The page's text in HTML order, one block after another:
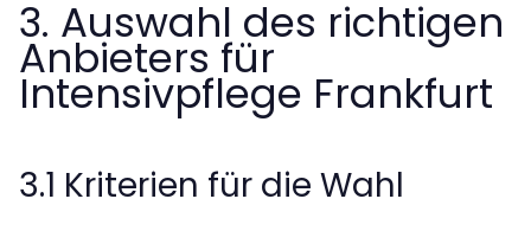
3. Auswahl des richtigen
Anbieters für
Intensivpflege Frankfurt
3.1 Kriterien für die Wahl